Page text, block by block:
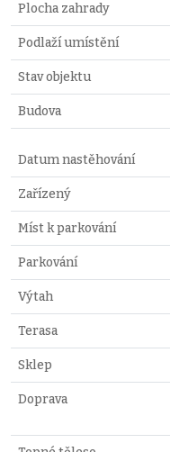
Plocha zahrady
Podlaží umístění
Stav objektu
Budova
Datum nastěhování
Zařízený
Míst k parkování
Parkování
Výtah
Terasa
Sklep
Doprava